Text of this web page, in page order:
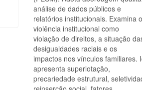
análise de dados públicos e
relatórios institucionais. Examina
violência institucional como
violação de direitos, a situação
desigualdades raciais e os
impactos nos vínculos familiares.
apresenta superlotação,
precariedade estrutural,